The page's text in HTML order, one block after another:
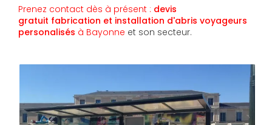
Prenez contact dès à présent : devis
gratuit fabrication et installation d'abris voyageurs
personalisés à Bayonne et son secteur.